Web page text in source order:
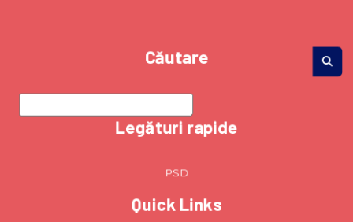
Căutare
Legături rapide
PSD
Quick Links